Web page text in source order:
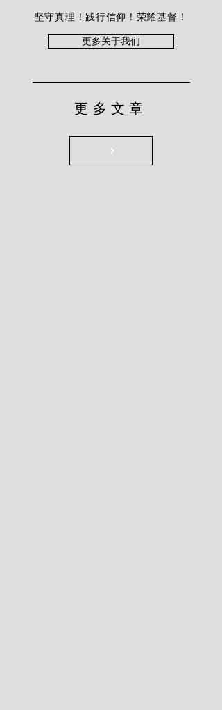
坚守真理！践行信仰！荣耀基督！
更多关于我们
更多文章